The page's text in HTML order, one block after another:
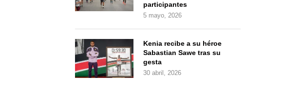
participantes
5 mayo, 2026
Kenia recibe a su héroe
Sabastian Sawe tras su
gesta
30 abril, 2026